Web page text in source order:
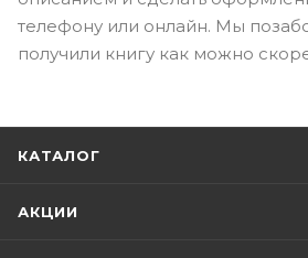
телефону или онлайн. Мы
получили книгу как можно
КАТАЛОГ
АКЦИИ